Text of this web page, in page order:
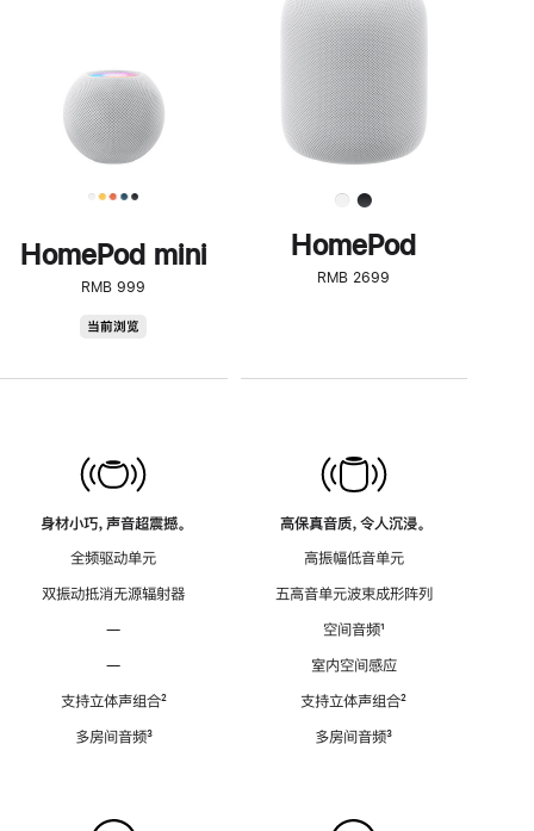
HomePod mini
RMB 999
当前浏览
身材小巧，声音超震撼。
全频驱动单元
双振动抵消无源辐射器
—
—
支持立体声组合脚
²
多房间音频脚
³
了
解
HomePod<
HomePod
RMB 2699
高保真音质，令人沉浸。
高振幅低音单元
五高音单元波束成形阵列
空间音频脚
¹
室内空间感应
支持立体声组合脚
²
多房间音频脚
³